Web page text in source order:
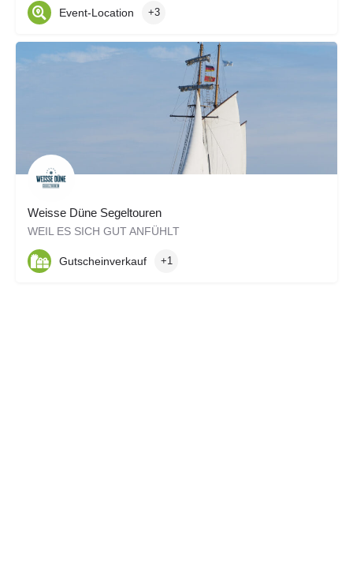
Event-Location +3
Weisse Düne Segeltouren
WEIL ES SICH GUT ANFÜHLT
Gutscheinverkauf +1